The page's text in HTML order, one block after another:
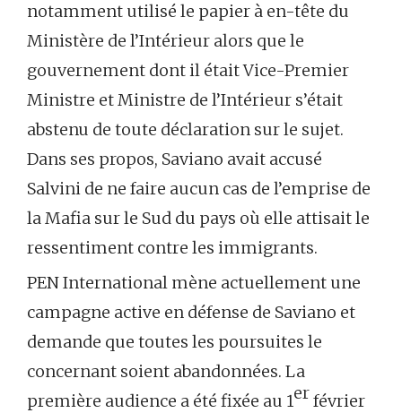
notamment utilisé le papier à en-tête du
Ministère de l’Intérieur alors que le
gouvernement dont il était Vice-Premier
Ministre et Ministre de l’Intérieur s’était
abstenu de toute déclaration sur le sujet.
Dans ses propos, Saviano avait accusé
Salvini de ne faire aucun cas de l’emprise de
la Mafia sur le Sud du pays où elle attisait le
ressentiment contre les immigrants.
PEN International mène actuellement une
campagne active en défense de Saviano et
demande que toutes les poursuites le
concernant soient abandonnées. La
première audience a été fixée au 1erfévrier